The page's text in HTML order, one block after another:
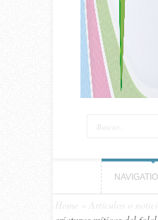
Home Artículos o